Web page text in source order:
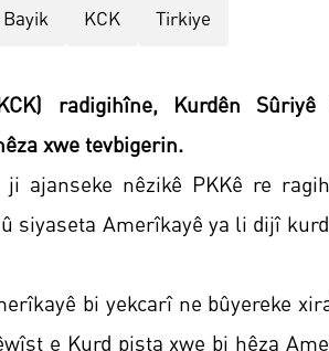
KCK Tirkiye
radigihîne, Kurdên
xwe tevbigerin.
ajanseke nêzikê PKKê re
siyaseta Amerîkayê ya li dijî
bi yekcarî ne bûyereke